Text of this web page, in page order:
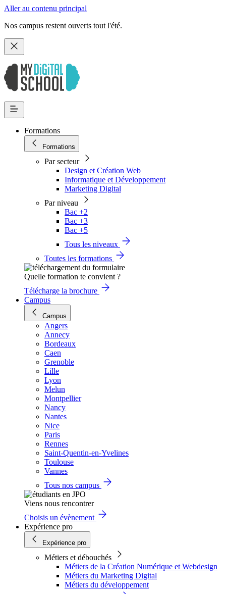
Aller au contenu principal
Nos campus restent ouverts tout l'été.
Formations
Formations
Par secteur
Design et Création Web
Informatique et Développement
Marketing Digital
Par niveau
Bac +2
Bac +3
Bac +5
Tous les niveaux
Toutes les formations
Quelle formation te convient ?
Télécharge la brochure
Campus
Campus
Angers
Annecy
Bordeaux
Caen
Grenoble
Lille
Lyon
Melun
Montpellier
Nancy
Nantes
Nice
Paris
Rennes
Saint-Quentin-en-Yvelines
Toulouse
Vannes
Tous nos campus
Viens nous rencontrer
Choisis un évènement
Expérience pro
Expérience pro
Métiers et débouchés
Métiers de la Création Numérique et Webdesign
Métiers du Marketing Digital
Métiers du développement